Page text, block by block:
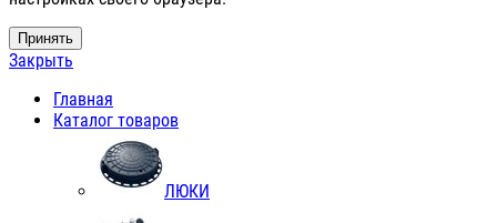
Принять
Закрыть
Главная
Каталог товаров
ЛЮКИ